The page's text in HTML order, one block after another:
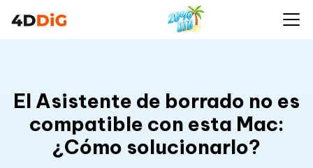
El Asistente de borrado no es
compatible con esta Mac:
¿Cómo solucionarlo?